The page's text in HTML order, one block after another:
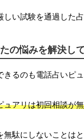
しい試験を通過した
の悩みを解決し
きるのも電話占いピ
ュアリは初回相談が
無駄にしないことは